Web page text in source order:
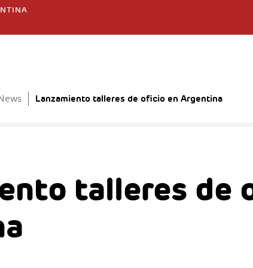
Lanzamiento talleres de oficio en Argentina
talleres de